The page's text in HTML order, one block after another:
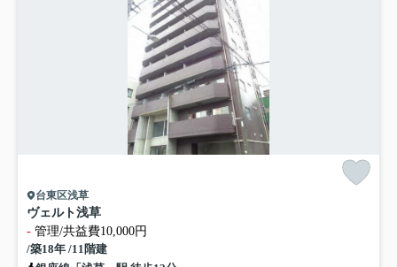
台東区浅草
ヴェルト浅草
- 管理/共益費10,000円
/築18年 /11階建